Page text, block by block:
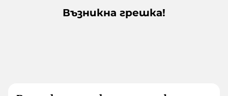
Възникна грешка!